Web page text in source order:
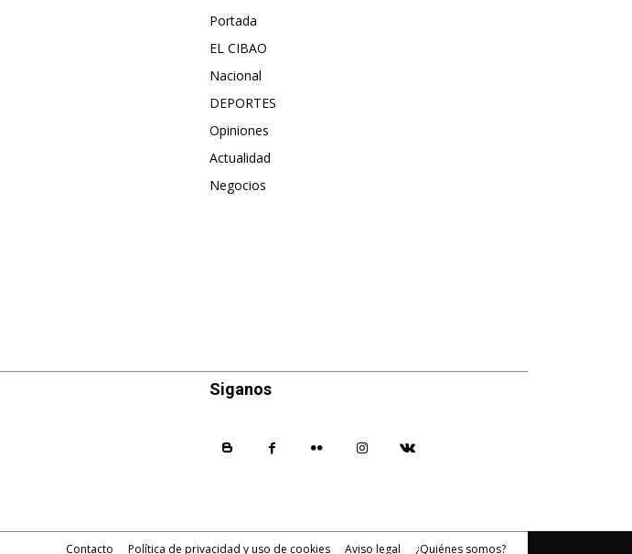
Portada
EL CIBAO
Nacional
DEPORTES
Opiniones
Actualidad
Negocios
Siganos
Contacto Política de privacidad y uso de cookies Aviso legal ¿Quiénes somos?